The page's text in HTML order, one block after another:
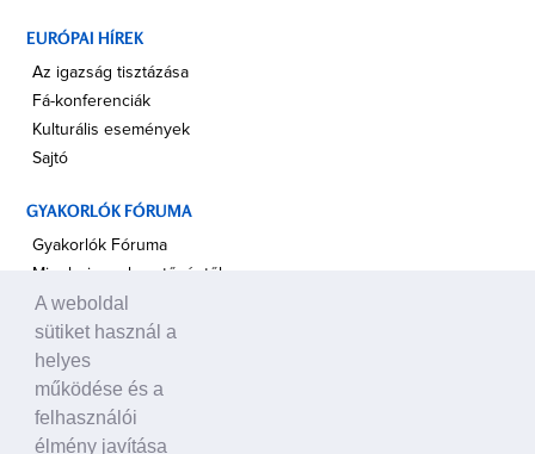
EURÓPAI HÍREK
Az igazság tisztázása
Fá-konferenciák
Kulturális események
Sajtó
GYAKORLÓK FÓRUMA
Gyakorlók Fóruma
Minghui szerkesztőségtől
Személyes beszámolók a korai időkről
Történelmi fotók
A TÁMOGATÁS HANGJA
Politikusok
Civil szervezetek, ENSZ
A weboldal
sütiket használ a
helyes
működése és a
felhasználói
élmény javítása